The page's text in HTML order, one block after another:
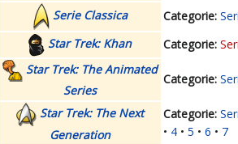
Serie Classica
Star Trek: Khan
Star Trek: The Animated
Series
Star Trek: The Next
Generation
4
5 6
7